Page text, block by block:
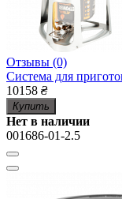
Отзывы (0)
Система для
10158 ₴
Купить
Нет в наличии
001686-01-2.5